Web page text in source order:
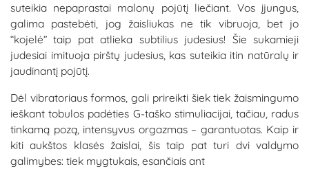
suteikia nepaprastai malonų pojūtį liečiant. Vos įjungus,
galima pastebėti, jog žaisliukas ne tik vibruoja, bet jo
“kojelė” taip pat atlieka subtilius judesius! Šie sukamieji
judesiai imituoja pirštų judesius, kas suteikia itin natūralų ir
jaudinantį pojūtį.
Dėl vibratoriaus formos, gali prireikti šiek tiek žaismingumo
ieškant tobulos padėties G-taško stimuliacijai, tačiau, radus
tinkamą pozą, intensyvus orgazmas – garantuotas. Kaip ir
kiti aukštos klasės žaislai, šis taip pat turi dvi valdymo
galimybes: tiek mygtukais, esančiais ant